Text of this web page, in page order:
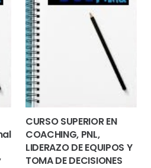
CURSO SUPERIOR EN
COACHING, PNL,
LIDERAZO DE EQUIPOS Y
TOMA DE DECISIONES